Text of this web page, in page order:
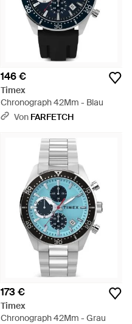
146 €
Timex
Chronograph 42Mm - Blau
Von FARFETCH
173 €
Timex
Chronograph 42Mm - Grau